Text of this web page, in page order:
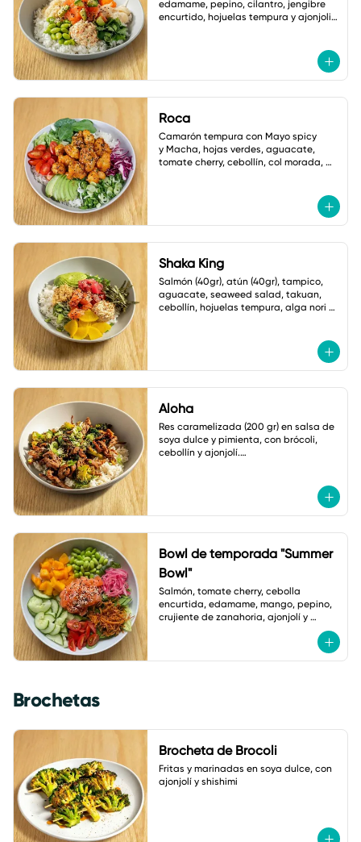
edamame, pepino, cilantro, jengibre
encurtido, hojuelas tempura y ajonjoli
Roca
Camarón tempura con Mayo spicy
y Macha, hojas verdes, aguacate,
tomate cherry, cebollín, col morada,
Shaka King
Salmón (40gr), atún (40gr), tampico,
aguacate, seaweed salad, takuan,
cebollín, hojuelas tempura, alga nori y
Aloha
Res caramelizada (200 gr) en salsa de
soya dulce y pimienta, con brócoli,
cebollín y ajonjolí.
Bowl de temporada "Summer
Bowl"
Salmón, tomate cherry, cebolla
encurtida, edamame, mango, pepino,
crujiente de zanahoria, ajonjolí y
vinagreta de zanahoria con jengibre.
Brochetas
Brocheta de Brocoli
Fritas y marinadas en soya dulce, con
ajonjolí y shishimi